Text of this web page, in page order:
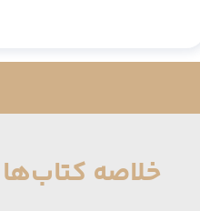
خلاصه کتاب‌ها